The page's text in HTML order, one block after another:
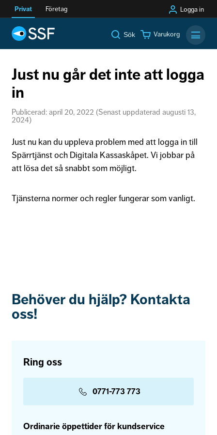
Privat Företag Logga in
Sök Varukorg
Just nu går det inte att logga
in
Publicerad: april 20, 2022 (Senast uppdaterad augusti 13,
2024)
Just nu kan du uppleva problem med att logga in till
Spärrtjänst och Digitala Kassaskåpet. Vi jobbar på
att lösa det så snabbt som möjligt.
Tjänsterna normer och regler fungerar som vanligt.
Behöver du hjälp? Kontakta
oss!
Ring oss
0771-773 773
Ordinarie öppettider för kundservice